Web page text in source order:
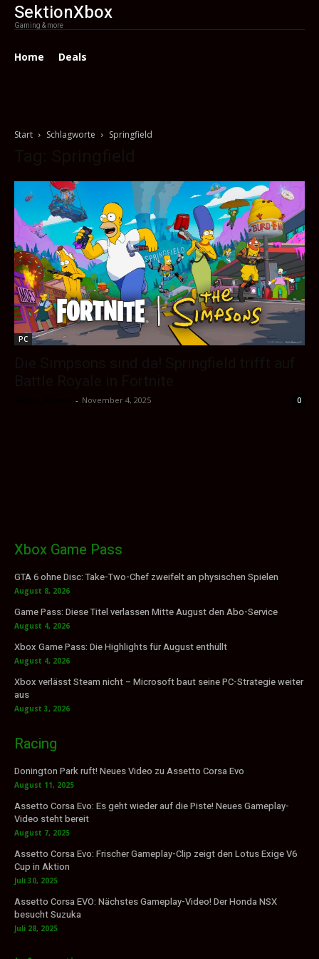
SektionXbox
Gaming & more
Home Deals
Start Schlagworte Springfield
PC
- November 4, 2025 0
Xbox Game Pass
GTA 6 ohne Disc: Take-Two-Chef zweifelt an physischen Spielen
August 8, 2026
Game Pass: Diese Titel verlassen Mitte August den Abo-Service
August 4, 2026
Xbox Game Pass: Die Highlights für August enthüllt
August 4, 2026
Xbox verlässt Steam nicht – Microsoft baut seine PC-Strategie weiter
aus
August 3, 2026
Racing
Donington Park ruft! Neues Video zu Assetto Corsa Evo
August 11, 2025
Assetto Corsa Evo: Es geht wieder auf die Piste! Neues Gameplay-
Video steht bereit
August 7, 2025
Assetto Corsa Evo: Frischer Gameplay-Clip zeigt den Lotus Exige V6
Cup in Aktion
Juli 30, 2025
Assetto Corsa EVO: Nächstes Gameplay-Video! Der Honda NSX
besucht Suzuka
Juli 28, 2025